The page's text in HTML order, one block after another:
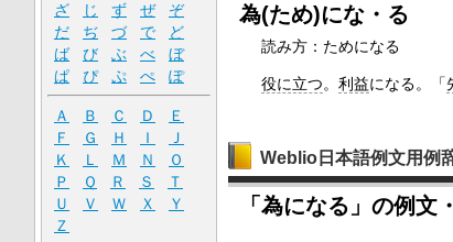
為(ため)にな・る
読み方：ためになる
役に立つ。利益になる。「
Weblio日本語例文用例
「為になる」の例文
ざ
じ ず ぜ
ぞ
だ
ぢ づ で
ど
ば
び ぶ べ
ぼ
ぱ
ぴ ぷ ぺ ぽ
Ａ Ｂ Ｃ Ｄ
Ｅ
Ｆ
Ｇ Ｈ Ｉ
Ｊ
Ｋ
Ｌ Ｍ Ｎ
Ｏ
Ｐ
Ｑ Ｒ Ｓ
Ｔ
Ｕ
Ｖ Ｗ Ｘ
Ｙ
Ｚ